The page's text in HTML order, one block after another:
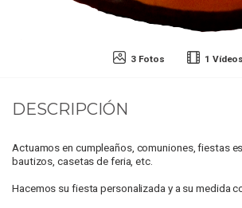
3 Fotos 1 Vídeos
DESCRIPCIÓN
Actuamos en cumpleaños, comuniones, fiestas
bautizos, casetas de feria, etc.
Hacemos su fiesta personalizada y a su medida